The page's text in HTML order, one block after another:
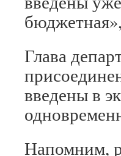
Глава
введены в
Напомним,